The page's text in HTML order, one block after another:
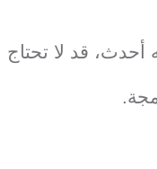
قد لا تحتاج